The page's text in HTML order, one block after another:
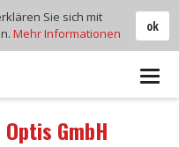
Optis GmbH
ok
Sie sich mit
Mehr Informationen